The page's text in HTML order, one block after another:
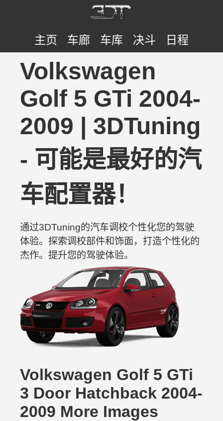
主页 车廊 车库 决斗 日程
Volkswagen
Golf 5 GTi 2004-
2009 | 3DTuning
- 可能是最好的汽
车配置器！
通过3DTuning的汽车调校个性化您的驾驶
体验。探索调校部件和饰面，打造个性化的
杰作。提升您的驾驶体验。
Volkswagen Golf 5 GTi
3 Door Hatchback 2004-
2009 More Images